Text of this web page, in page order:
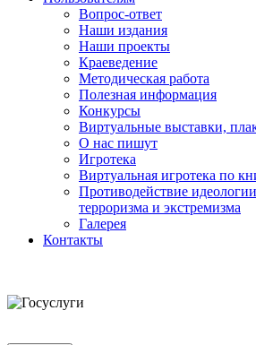
Вопрос-ответ
Наши издания
Наши проекты
Краеведение
Методическая работа
Полезная информация
Конкурсы
Виртуальные выставки,
О нас пишут
Игротека
Виртуальная игротека по
Противодействие идеологии
терроризма и экстремизма
Галерея
Контакты